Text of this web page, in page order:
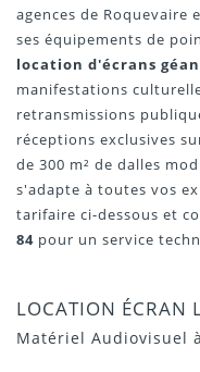
agences de Roquevaire
ses équipements de
location d'écrans
manifestations
retransmissions
réceptions exclusives
de 300 m² de dalles
s'adapte à toutes vos
tarifaire ci-dessous et
84 pour un service
LOCATION ÉCRAN
Matériel Audiovisuel